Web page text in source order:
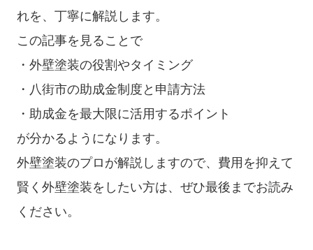
れを、丁寧に解説します。
この記事を見ることで
・外壁塗装の役割やタイミング
・八街市の助成金制度と申請方法
・助成金を最大限に活用するポイント
が分かるようになります。
外壁塗装のプロが解説しますので、費用を抑えて
賢く外壁塗装をしたい方は、ぜひ最後までお読み
ください。